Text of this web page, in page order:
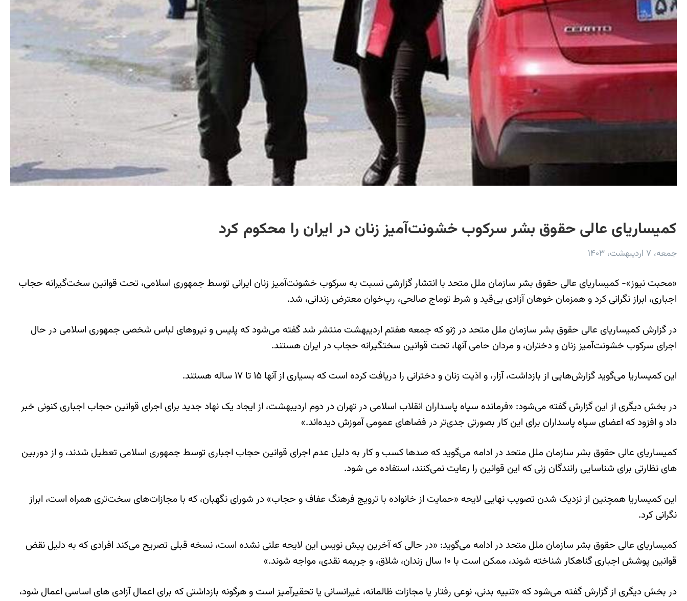
کمیساریای عالی حقوق بشر سرکوب خشونت‌آمیز زنان در ایران را محکوم کرد
جمعه، ۷ اردیبهشت، ۱۴۰۳
«محبت نیوز»- کمیساریای عالی حقوق بشر سازمان ملل متحد با انتشار گزارشی نسبت به سرکوب خشونت‌آمیز زنان ایرانی توسط جمهوری اسلامی، تحت قوانین سخت‌گیرانه حجاب
اجباری، ابراز نگرانی کرد و همزمان خوهان آزادی بی‌قید و شرط توماج صالحی، رپ‌خوان معترض زندانی، شد.
در گزارش کمیساریای عالی حقوق بشر سازمان ملل متحد در ژنو که جمعه هفتم اردیبهشت منتشر شد گفته می‌شود که پلیس ‌و نیروهای لباس شخصی جمهوری اسلامی در حال
اجرای سرکوب خشونت‌آمیز زنان و دختران، و مردان حامی آنها، تحت قوانین سختگیرانه حجاب در ایران هستند.
این کمیساریا می‌گوید گزارش‌هایی از بازداشت، آزار، و اذیت زنان و دخترانی را دریافت کرده است که بسیاری از آنها ۱۵ تا ۱۷ ساله هستند.
در بخش دیگری از این گزارش گفته می‌شود: «فرمانده سپاه پاسداران انقلاب اسلامی در تهران در دوم اردیبهشت، از ایجاد یک نهاد جدید برای اجرای قوانین حجاب اجباری کنونی خبر
داد و افزود که اعضای سپاه پاسداران برای این کار بصورتی جدی‌تر در فضاهای عمومی آموزش دیده‌اند.»
کمیساریای عالی حقوق بشر سازمان ملل متحد در ادامه می‌گوید که صدها کسب و کار به دلیل عدم اجرای قوانین حجاب اجباری توسط جمهوری اسلامی تعطیل شدند، و از دوربین
های نظارتی برای شناسایی رانندگان زنی که این قوانین را رعایت نمی‌کنند، استفاده می شود.
این کمیساریا همچنین از نزدیک شدن تصویب نهایی لایحه «حمایت از خانواده با ترویج فرهنگ عفاف و حجاب» در شورای نگهبان، که با مجازات‌های سخت‌تری همراه است، ابراز
نگرانی کرد.
کمیساریای عالی حقوق بشر سازمان ملل متحد در ادامه می‌گوید: «در حالی که آخرین پیش نویس این لایحه علنی نشده است، نسخه قبلی تصریح می‌کند افرادی که به دلیل نقض
قوانین پوشش اجباری گناهکار شناخته شوند، ممکن است با ۱۰ سال زندان، شلاق، و جریمه نقدی، مواجه شوند.»
در بخش دیگری از گزارش گفته می‌شود که «تنبیه بدنی، نوعی رفتار یا مجازات ظالمانه، غیرانسانی یا تحقیرآمیز است و هرگونه بازداشتی که برای اعمال آزادی های اساسی اعمال شود،